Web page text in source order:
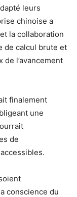
leurs
chinoise a
la collaboration
de calcul brute et
l’avancement
finalement
une
de
conscience du